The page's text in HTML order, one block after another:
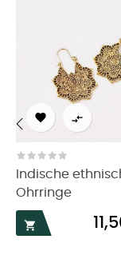
 
Indische
Ohrringe

Preis
‹